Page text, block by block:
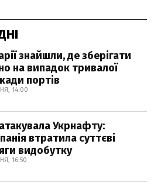
знайшли, де зберігати
на випадок тривалої
портів
14:00
Укрнафту:
втратила суттєві
видобутку
16:50